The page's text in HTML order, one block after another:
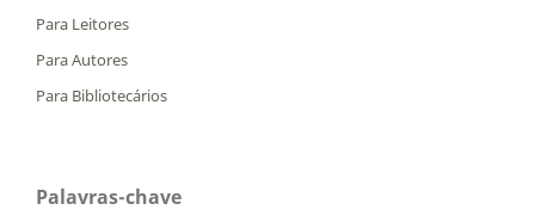
Para Leitores
Para Autores
Para Bibliotecários
Palavras-chave